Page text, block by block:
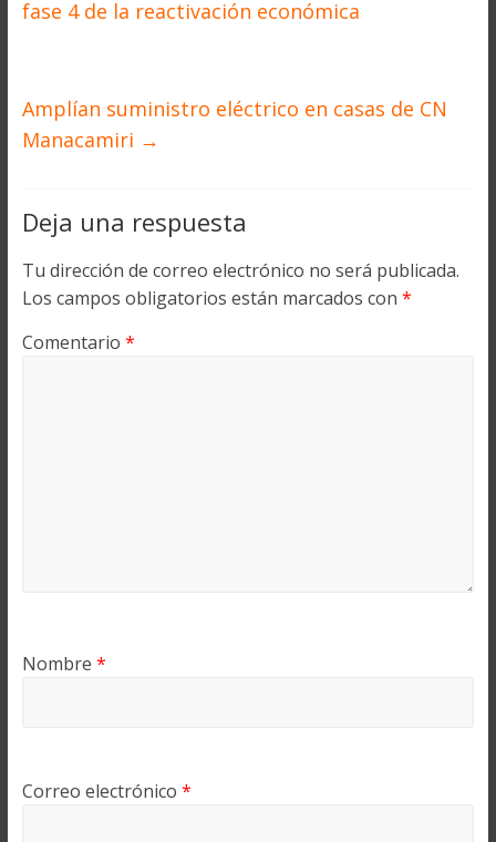
fase 4 de la reactivación económica
Amplían suministro eléctrico en casas de CN
Manacamiri →
Deja una respuesta
Tu dirección de correo electrónico no será publicada.
Los campos obligatorios están marcados con *
Comentario *
Nombre *
Correo electrónico *